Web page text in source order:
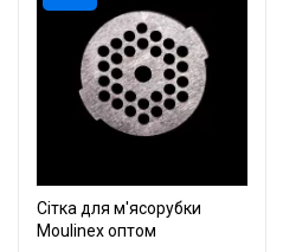
Сітка для м'ясорубки
Moulinex оптом